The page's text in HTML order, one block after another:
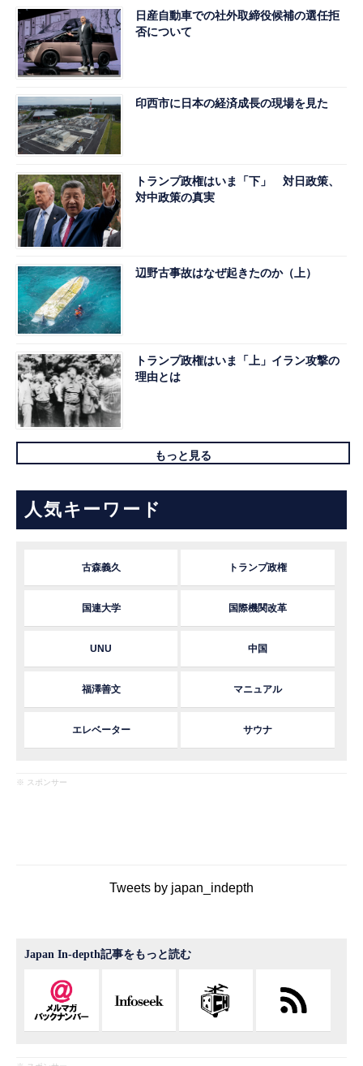
日産自動車での社外取締役候補の選任拒
否について
印西市に日本の経済成長の現場を見た
トランプ政権はいま「下」 対日政策、
対中政策の真実
辺野古事故はなぜ起きたのか（上）
トランプ政権はいま「上」イラン攻撃の
理由とは
もっと見る
人気キーワード
古森義久 トランプ政権
国連大学 国際機関改革
UNU 中国
福澤善文 マニュアル
エレベーター サウナ
※ スポンサー
Tweets by japan_indepth
Japan In-depth記事をもっと読む